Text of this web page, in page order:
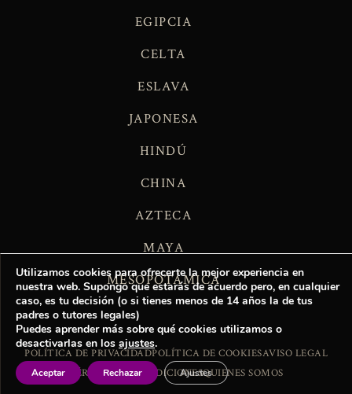
EGIPCIA
CELTA
ESLAVA
JAPONESA
HINDÚ
CHINA
AZTECA
MAYA
MESOPOTÁMICA
POLÍTICA DE PRIVACIDADPOLÍTICA DE COOKIESAVISO LEGAL
TÉRMINOS Y CONDICIONESQUIENES SOMOS
Utilizamos cookies para ofrecerte la mejor experiencia en
nuestra web. Supongo que estarás de acuerdo pero, en cualquier
caso, es tu decisión (o si tienes menos de 14 años la de tus
padres o tutores legales)
Puedes aprender más sobre qué cookies utilizamos o
desactivarlas en los ajustes.
Aceptar Rechazar Ajustes